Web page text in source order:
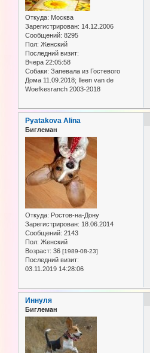
Откуда: Москва
Зарегистрирован: 14.12.2006
Сообщений: 8295
Пол: Женский
Последний визит:
Вчера 22:05:58
Собаки: Запевала из Гостевого
Дома 11.09.2018; Ileen van de
Woefkesranch 2003-2018
Pyatakova Alina
Биглеман
Откуда: Ростов-на-Дону
Зарегистрирован: 18.06.2014
Сообщений: 2143
Пол: Женский
Возраст: 36 [1989-08-23]
Последний визит:
03.11.2019 14:28:06
Иннуля
Биглеман